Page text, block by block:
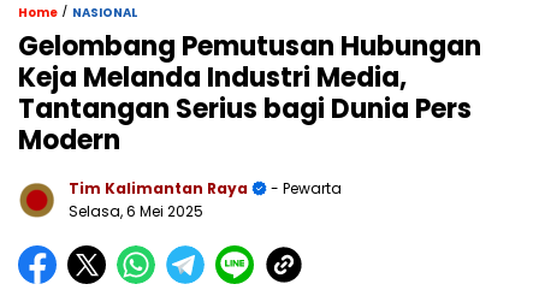
Home / NASIONAL
Gelombang Pemutusan Hubungan
Keja Melanda Industri Media,
Tantangan Serius bagi Dunia Pers
Modern
Tim Kalimantan Raya
- Pewarta
Selasa, 6 Mei 2025